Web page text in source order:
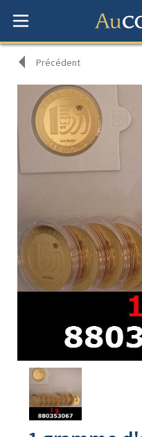
Précédent
Avers
produit